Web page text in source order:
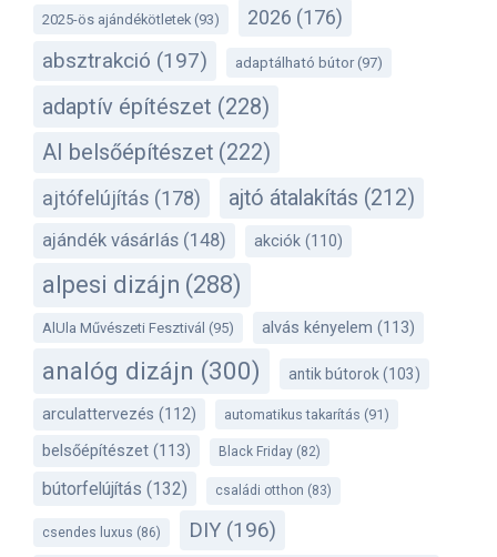
2025-ös ajándékötletek (93) 2026 (176)
absztrakció (197) adaptálható bútor(97)
adaptív építészet (228)
AI belsőépítészet (222)
ajtófelújítás (178) ajtó átalakítás (212)
ajándék vásárlás (148) akciók (110)
alpesi dizájn (288)
AlUla Művészeti Fesztivál (95) alvás kényelem (113)
analóg dizájn (300) antik bútorok (103)
arculattervezés (112) automatikus takarítás (91)
belsőépítészet (113) Black Friday (82)
bútorfelújítás (132) családi otthon (83)
csendes luxus (86) DIY (196)